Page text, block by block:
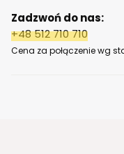
Zadzwoń do nas:
+48 512 710 710
Cena za połączenie wg